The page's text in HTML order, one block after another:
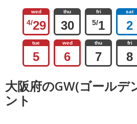
wed
4/29
thu
30
fri
5/1
sat
2
tue
5
wed
6
thu
7
fri
8
大阪府のGW(ゴールデ
ント